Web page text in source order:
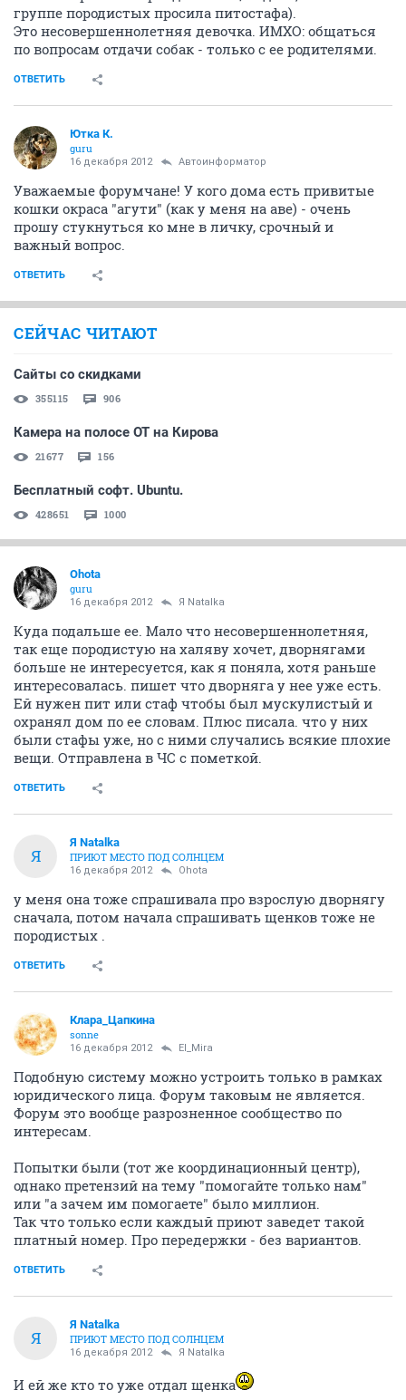
группе породистых просила питостафа).
Это несовершеннолетняя девочка. ИМХО: общаться
по вопросам отдачи собак - только с ее родителями.
ОТВЕТИТЬ
Ютка К.
guru
16 декабря 2012 Автоинформатор
Уважаемые форумчане! У кого дома есть привитые
кошки окраса "агути" (как у меня на аве) - очень
прошу стукнуться ко мне в личку, срочный и
важный вопрос.
ОТВЕТИТЬ
СЕЙЧАС ЧИТАЮТ
Сайты со скидками
355115 906
Камера на полосе ОТ на Кирова
21677 156
Бесплатный софт. Ubuntu.
428651 1000
Ohota
guru
16 декабря 2012 Я Natalka
Куда подальше ее. Мало что несовершеннолетняя,
так еще породистую на халяву хочет, дворнягами
больше не интересуется, как я поняла, хотя раньше
интересовалась. пишет что дворняга у нее уже есть.
Ей нужен пит или стаф чтобы был мускулистый и
охранял дом по ее словам. Плюс писала. что у них
были стафы уже, но с ними случались всякие плохие
вещи. Отправлена в ЧС с пометкой.
ОТВЕТИТЬ
Я
Я Natalka
ПРИЮТ МЕСТО ПОД СОЛНЦЕМ
16 декабря 2012 Ohota
у меня она тоже спрашивала про взрослую дворнягу
сначала, потом начала спрашивать щенков тоже не
породистых .
ОТВЕТИТЬ
Клара_Цапкина
sonne
16 декабря 2012 El_Mira
Подобную систему можно устроить только в рамках
юридического лица. Форум таковым не является.
Форум это вообще разрозненное сообщество по
интересам.
Попытки были (тот же координационный центр),
однако претензий на тему "помогайте только нам"
или "а зачем им помогаете" было миллион.
Так что только если каждый приют заведет такой
платный номер. Про передержки - без вариантов.
ОТВЕТИТЬ
Я
Я Natalka
ПРИЮТ МЕСТО ПОД СОЛНЦЕМ
16 декабря 2012 Я Natalka
И ей же кто то уже отдал щенка